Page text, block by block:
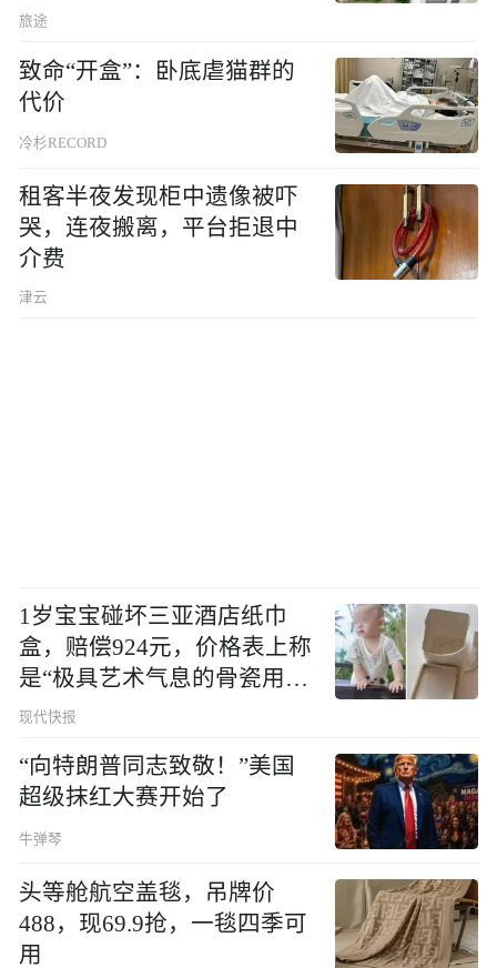
旅途
致命“开盒”：卧底虐猫群的
代价
冷杉RECORD
租客半夜发现柜中遗像被吓
哭，连夜搬离，平台拒退中
介费
津云
1岁宝宝碰坏三亚酒店纸巾
盒，赔偿924元，价格表上称
是“极具艺术气息的骨瓷用
品”
现代快报
“向特朗普同志致敬！”美国
超级抹红大赛开始了
牛弹琴
头等舱航空盖毯，吊牌价
488，现69.9抢，一毯四季可
用